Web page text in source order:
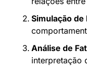
Simulação
Análise de
interpretação